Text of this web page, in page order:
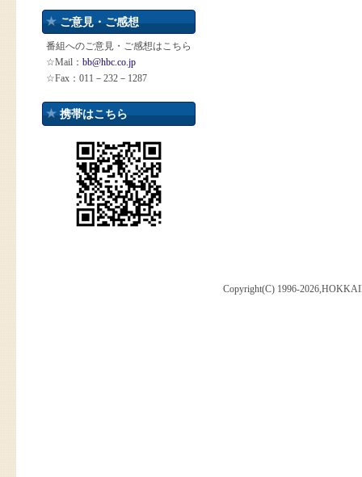
ご意見・ご感想
番組へのご意見・ご感想はこちら
☆Mail： bb@hbc.co.jp
☆Fax：011－232－1287
携帯はこちら
Copyright(C) 1996-